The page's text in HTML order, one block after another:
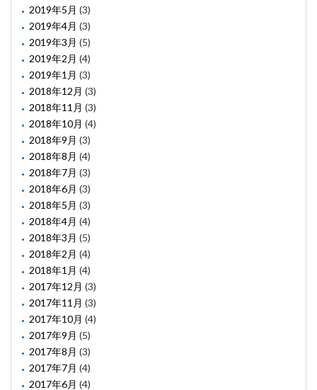
2019年5月 (3)
2019年4月 (3)
2019年3月 (5)
2019年2月 (4)
2019年1月 (3)
2018年12月 (3)
2018年11月 (3)
2018年10月 (4)
2018年9月 (3)
2018年8月 (4)
2018年7月 (3)
2018年6月 (3)
2018年5月 (3)
2018年4月 (4)
2018年3月 (5)
2018年2月 (4)
2018年1月 (4)
2017年12月 (3)
2017年11月 (3)
2017年10月 (4)
2017年9月 (5)
2017年8月 (3)
2017年7月 (4)
2017年6月 (4)